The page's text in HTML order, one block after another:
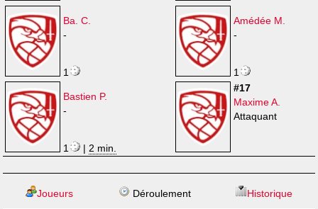
Ba. C.
-
1
Amédée M.
-
1
Bastien P.
-
1 | 2 min.
#17
Maxime A.
Attaquant
Joueurs Déroulement Historique